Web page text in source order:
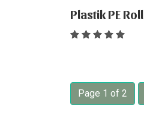
Plastik PE Roll
Page 1 of 2